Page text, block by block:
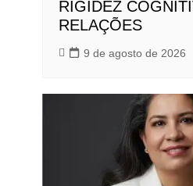
RIGIDEZ
RELAÇÕES
9 de agosto de 2026